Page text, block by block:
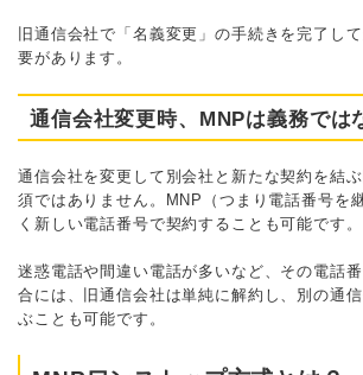
旧通信会社で「名義変更」の手続きを完了し
要があります。
通信会社変更時、MNPは義務では
通信会社を変更して別会社と新たな契約を結
須ではありません。MNP（つまり電話番号を
く新しい電話番号で契約することも可能です。
迷惑電話や間違い電話が多いなど、その電話
合には、旧通信会社は単純に解約し、別の通
ぶことも可能です。